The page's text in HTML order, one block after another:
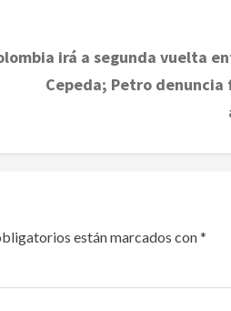
irá a segunda vuelta
Cepeda; Petro
están marcados con*